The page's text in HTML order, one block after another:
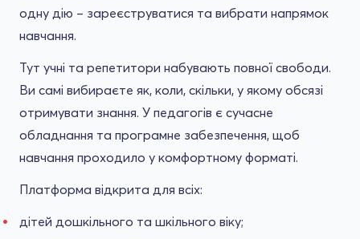
одну дію – зареєструватися та вибрати напрямок
навчання.
Тут учні та репетитори набувають повної свободи.
Ви самі вибираєте як, коли, скільки, у якому обсязі
отримувати знання. У педагогів є сучасне
обладнання та програмне забезпечення, щоб
навчання проходило у комфортному форматі.
Платформа відкрита для всіх:
дітей дошкільного та шкільного віку;